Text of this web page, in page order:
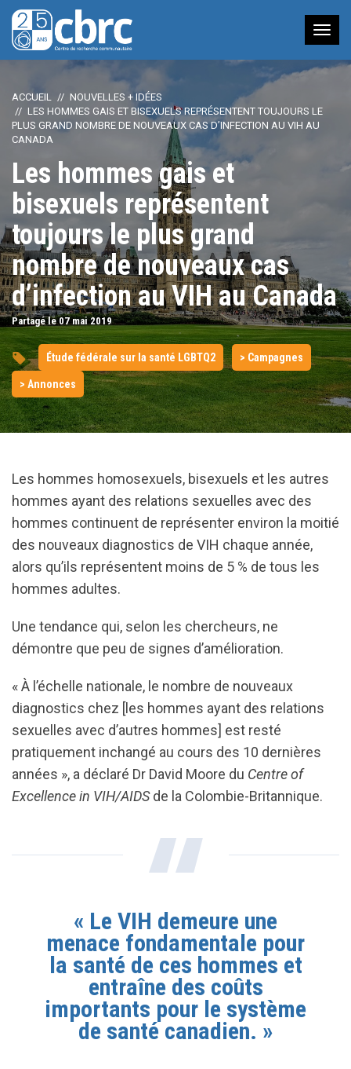
à
ACCUEIL
NOUVELLES + IDÉES
LES HOMMES GAIS ET BISEXUELS REPRÉSENTENT TOUJOURS LE
PLUS GRAND NOMBRE DE NOUVEAUX CAS D’INFECTION AU VIH AU
CANADA
Les hommes gais et
bisexuels représentent
toujours le plus grand
nombre de nouveaux cas
d’infection au VIH au Canada
Partagé le 07mai2019
Étude fédérale sur la santé LGBTQ2 > Campagnes
> Annonces
Les hommes homosexuels, bisexuels et les autres
hommes ayant des relations sexuelles avec des
hommes continuent de représenter environ la moitié
des nouveaux diagnostics de VIH chaque année,
alors qu’ils représentent moins de 5 % de tous les
hommes adultes.
Une tendance qui, selon les chercheurs, ne
démontre que peu de signes d’amélioration.
« À l’échelle nationale, le nombre de nouveaux
diagnostics chez [les hommes ayant des relations
sexuelles avec d’autres hommes] est resté
pratiquement inchangé au cours des 10 dernières
années », a déclaré Dr David Moore du Centre of
Excellence in VIH/AIDSde la Colombie-Britannique.
« Le VIH demeure une
menace fondamentale pour
la santé de ces hommes et
entraîne des coûts
importants pour le système
de santé canadien. »